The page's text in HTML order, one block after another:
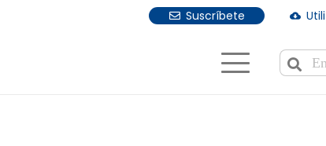
Suscríbete cloud_download